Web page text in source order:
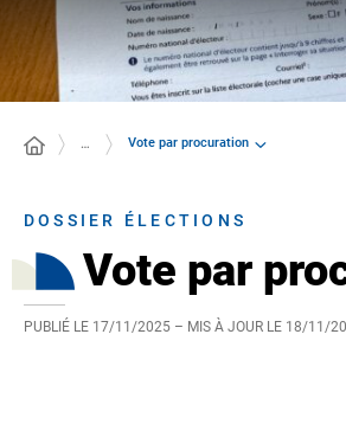
… Vote par procuration
DOSSIER ÉLECTIONS
Vote par
PUBLIÉ LE 17/11/2025 – MIS À JOUR LE 18/11/